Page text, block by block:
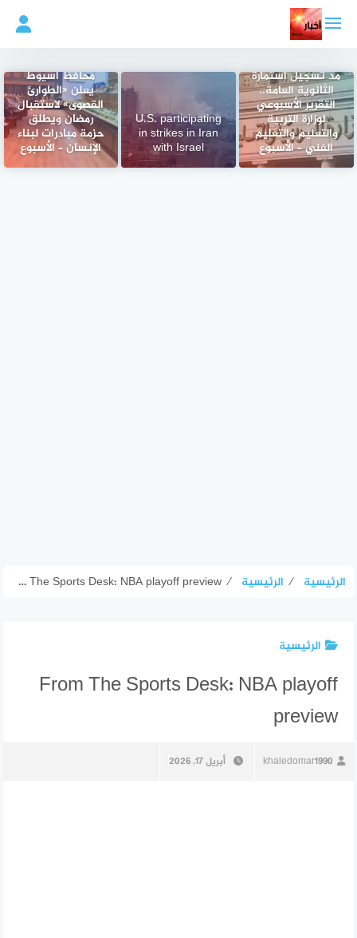
المحتوى
مد تسجيل استمارة
الثانوية العامة..
التقرير الأسبوعي
لوزارة التربية
والتعليم والتعليم
الفني – الأسبوع
U.S. participating
in strikes in Iran
with Israel
محافظ أسيوط
يعلن «الطوارئ
القصوى» لاستقبال
رمضان ويطلق
حزمة مبادرات لبناء
الإنسان – الأسبوع
الرئيسية ⁄ الرئيسية ⁄
From The Sports Desk: NBA playoff preview
الرئيسية
From The Sports Desk: NBA playoff
preview
khaledomar1990 أبريل 17, 2026